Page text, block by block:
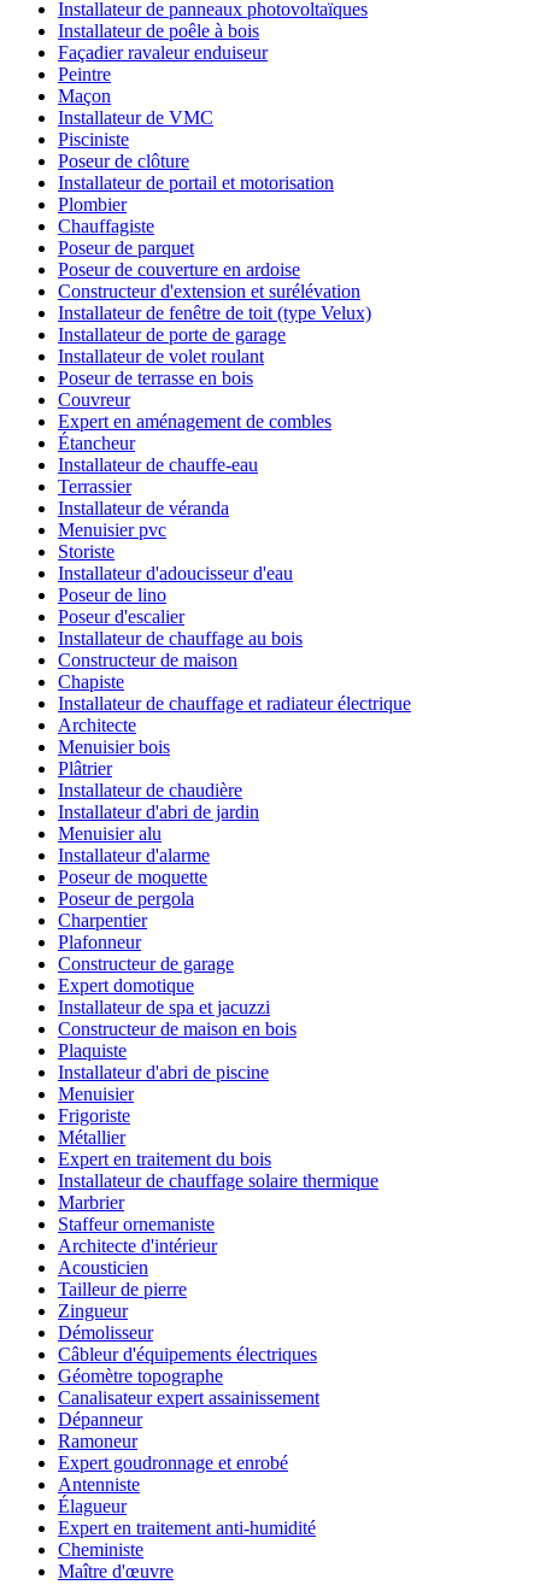
Installateur de panneaux photovoltaïques
Installateur de poêle à bois
Façadier ravaleur enduiseur
Peintre
Maçon
Installateur de VMC
Pisciniste
Poseur de clôture
Installateur de portail et motorisation
Plombier
Chauffagiste
Poseur de parquet
Poseur de couverture en ardoise
Constructeur d'extension et surélévation
Installateur de fenêtre de toit (type Velux)
Installateur de porte de garage
Installateur de volet roulant
Poseur de terrasse en bois
Couvreur
Expert en aménagement de combles
Étancheur
Installateur de chauffe-eau
Terrassier
Installateur de véranda
Menuisier pvc
Storiste
Installateur d'adoucisseur d'eau
Poseur de lino
Poseur d'escalier
Installateur de chauffage au bois
Constructeur de maison
Chapiste
Installateur de chauffage et radiateur électrique
Architecte
Menuisier bois
Plâtrier
Installateur de chaudière
Installateur d'abri de jardin
Menuisier alu
Installateur d'alarme
Poseur de moquette
Poseur de pergola
Charpentier
Plafonneur
Constructeur de garage
Expert domotique
Installateur de spa et jacuzzi
Constructeur de maison en bois
Plaquiste
Installateur d'abri de piscine
Menuisier
Frigoriste
Métallier
Expert en traitement du bois
Installateur de chauffage solaire thermique
Marbrier
Staffeur ornemaniste
Architecte d'intérieur
Acousticien
Tailleur de pierre
Zingueur
Démolisseur
Câbleur d'équipements électriques
Géomètre topographe
Canalisateur expert assainissement
Dépanneur
Ramoneur
Expert goudronnage et enrobé
Antenniste
Élagueur
Expert en traitement anti-humidité
Cheministe
Maître d'œuvre